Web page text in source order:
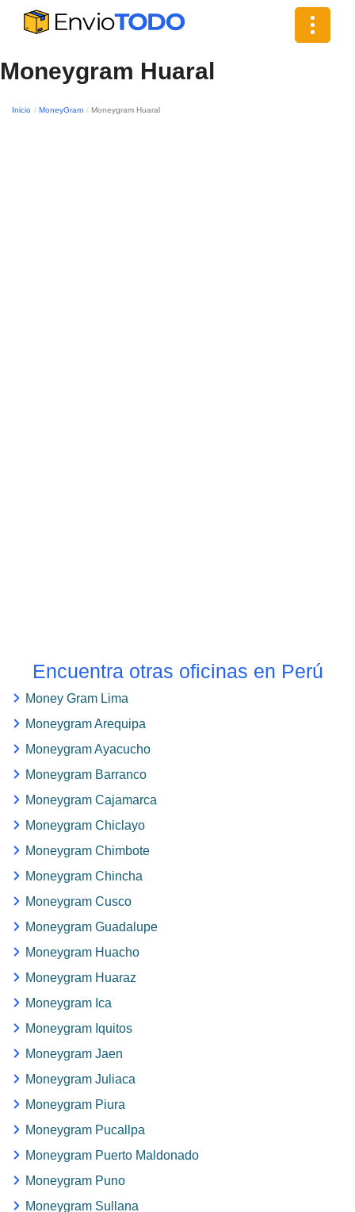
Toggle
Moneygram Huaral
Inicio MoneyGram Moneygram Huaral
Encuentra otras oficinas en Perú
Money Gram Lima
Moneygram Arequipa
Moneygram Ayacucho
Moneygram Barranco
Moneygram Cajamarca
Moneygram Chiclayo
Moneygram Chimbote
Moneygram Chincha
Moneygram Cusco
Moneygram Guadalupe
Moneygram Huacho
Moneygram Huaraz
Moneygram Ica
Moneygram Iquitos
Moneygram Jaen
Moneygram Juliaca
Moneygram Piura
Moneygram Pucallpa
Moneygram Puerto Maldonado
Moneygram Puno
Moneygram Sullana